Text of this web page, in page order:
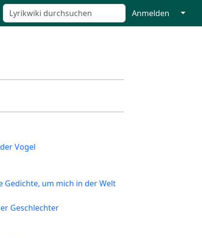
Anmelden ↓
Vogel
Gedichte, um mich in der Welt
Geschlechter